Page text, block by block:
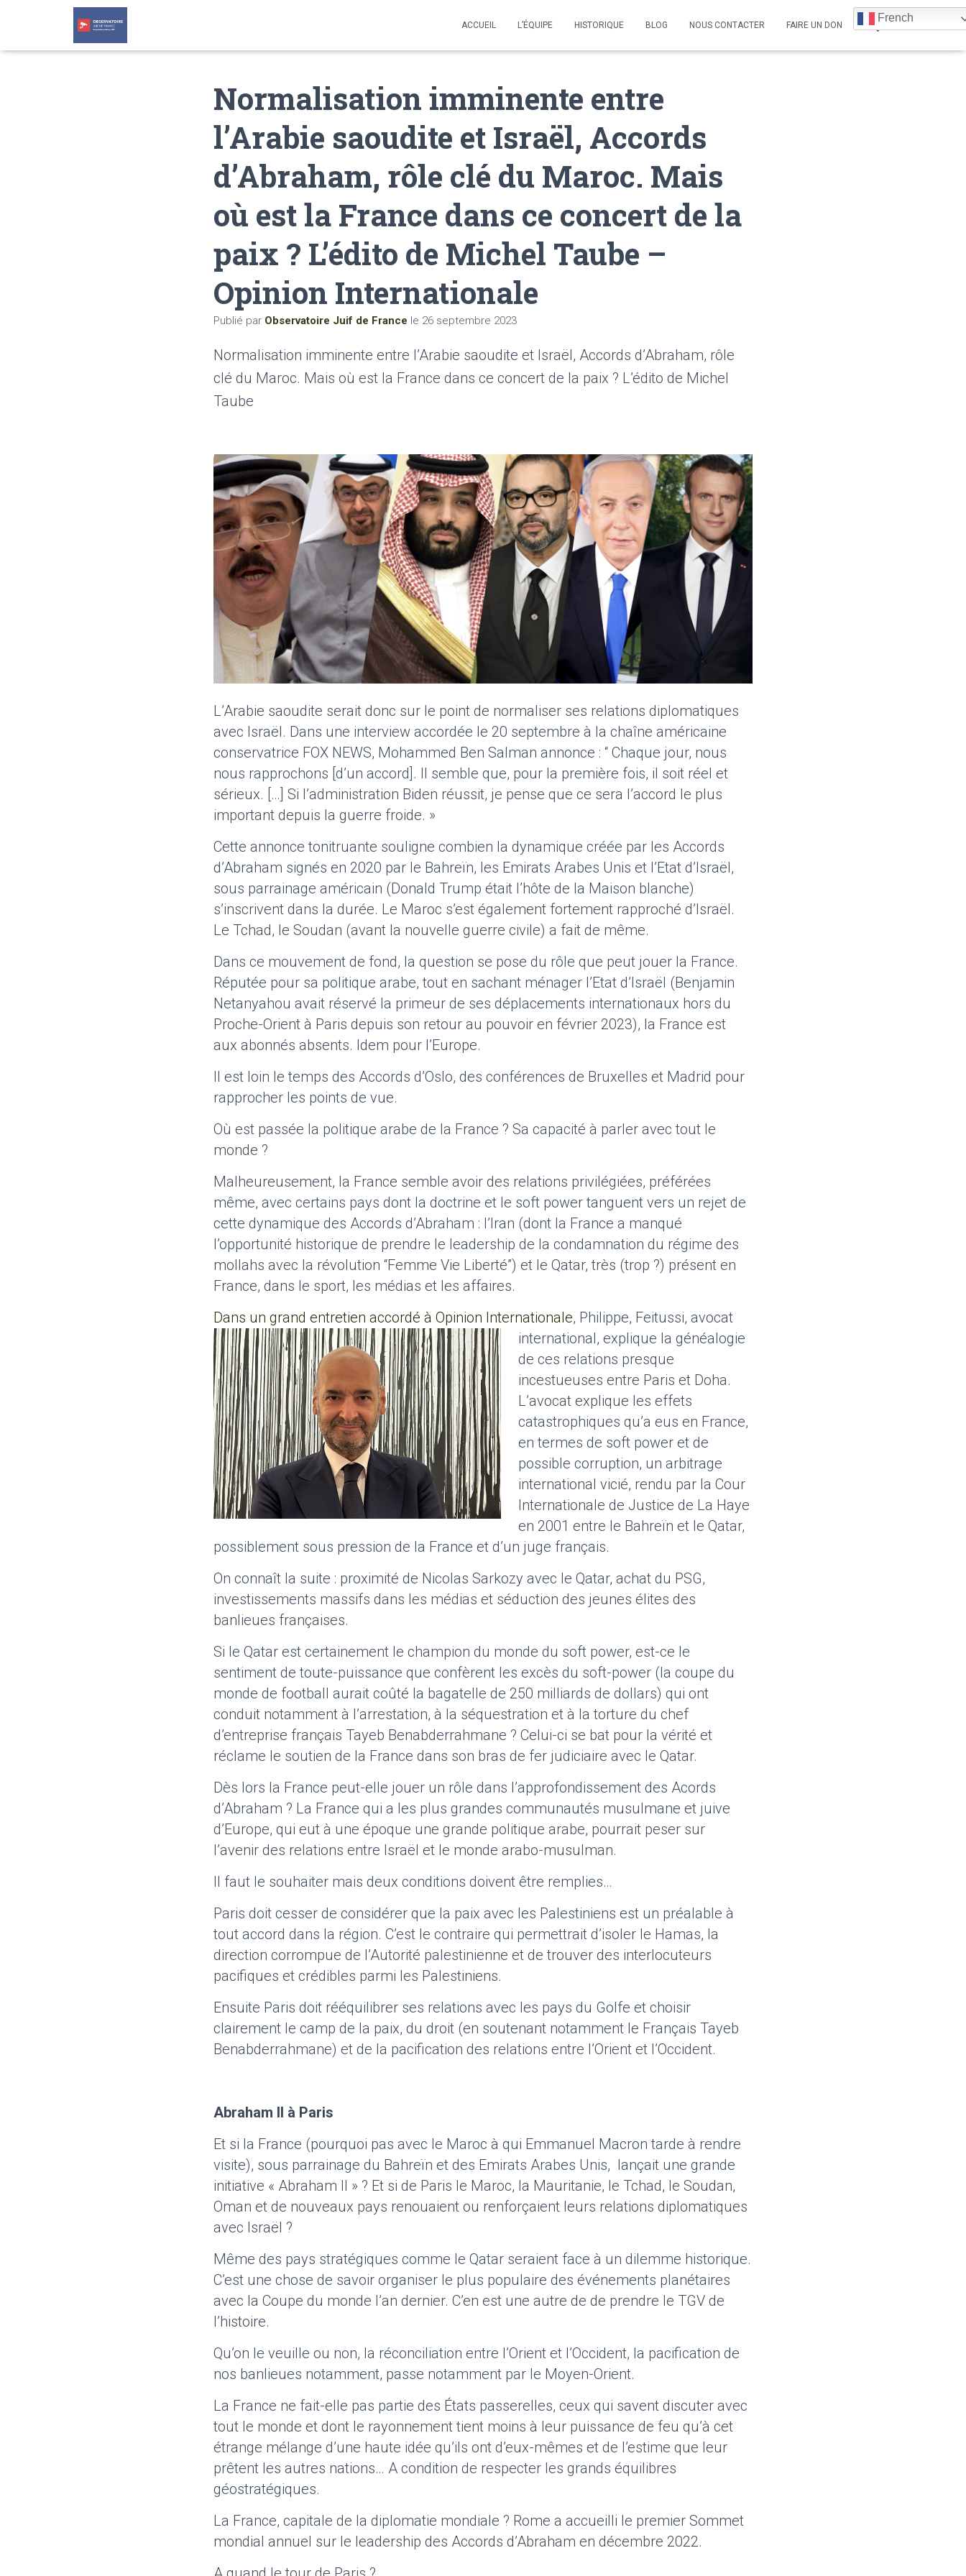
ACCUEIL L’ÉQUIPE HISTORIQUE BLOG NOUS CONTACTER FAIRE UN DON
French
Normalisation imminente entre
l’Arabie saoudite et Israël, Accords
d’Abraham, rôle clé du Maroc. Mais
où est la France dans ce concert de la
paix ? L’édito de Michel Taube –
Opinion Internationale
Publié par Observatoire Juif de France le 26 septembre 2023
Normalisation imminente entre l’Arabie saoudite et Israël, Accords d’Abraham, rôle
clé du Maroc. Mais où est la France dans ce concert de la paix ? L’édito de Michel
Taube
L’Arabie saoudite serait donc sur le point de normaliser ses relations diplomatiques
avec Israël. Dans une interview accordée le 20 septembre à la chaîne américaine
conservatrice FOX NEWS, Mohammed Ben Salman annonce : “ Chaque jour, nous
nous rapprochons [d’un accord]. Il semble que, pour la première fois, il soit réel et
sérieux. […] Si l’administration Biden réussit, je pense que ce sera l’accord le plus
important depuis la guerre froide. »
Cette annonce tonitruante souligne combien la dynamique créée par les Accords
d’Abraham signés en 2020 par le Bahreïn, les Emirats Arabes Unis et l’Etat d’Israël,
sous parrainage américain (Donald Trump était l’hôte de la Maison blanche)
s’inscrivent dans la durée. Le Maroc s’est également fortement rapproché d’Israël.
Le Tchad, le Soudan (avant la nouvelle guerre civile) a fait de même.
Dans ce mouvement de fond, la question se pose du rôle que peut jouer la France.
Réputée pour sa politique arabe, tout en sachant ménager l’Etat d’Israël (Benjamin
Netanyahou avait réservé la primeur de ses déplacements internationaux hors du
Proche-Orient à Paris depuis son retour au pouvoir en février 2023), la France est
aux abonnés absents. Idem pour l’Europe.
Il est loin le temps des Accords d’Oslo, des conférences de Bruxelles et Madrid pour
rapprocher les points de vue.
Où est passée la politique arabe de la France ? Sa capacité à parler avec tout le
monde ?
Malheureusement, la France semble avoir des relations privilégiées, préférées
même, avec certains pays dont la doctrine et le soft power tanguent vers un rejet de
cette dynamique des Accords d’Abraham : l’Iran (dont la France a manqué
l’opportunité historique de prendre le leadership de la condamnation du régime des
mollahs avec la révolution “Femme Vie Liberté”) et le Qatar, très (trop ?) présent en
France, dans le sport, les médias et les affaires.
Dans un grand entretien accordé à Opinion Internationale, Philippe, Feitussi, avocat
international, explique la généalogie
de ces relations presque
incestueuses entre Paris et Doha.
L’avocat explique les effets
catastrophiques qu’a eus en France,
en termes de soft power et de
possible corruption, un arbitrage
international vicié, rendu par la Cour
Internationale de Justice de La Haye
en 2001 entre le Bahreïn et le Qatar,
possiblement sous pression de la France et d’un juge français.
On connaît la suite : proximité de Nicolas Sarkozy avec le Qatar, achat du PSG,
investissements massifs dans les médias et séduction des jeunes élites des
banlieues françaises.
Si le Qatar est certainement le champion du monde du soft power, est-ce le
sentiment de toute-puissance que confèrent les excès du soft-power (la coupe du
monde de football aurait coûté la bagatelle de 250 milliards de dollars) qui ont
conduit notamment à l’arrestation, à la séquestration et à la torture du chef
d’entreprise français Tayeb Benabderrahmane ? Celui-ci se bat pour la vérité et
réclame le soutien de la France dans son bras de fer judiciaire avec le Qatar.
Dès lors la France peut-elle jouer un rôle dans l’approfondissement des Acords
d’Abraham ? La France qui a les plus grandes communautés musulmane et juive
d’Europe, qui eut à une époque une grande politique arabe, pourrait peser sur
l’avenir des relations entre Israël et le monde arabo-musulman.
Il faut le souhaiter mais deux conditions doivent être remplies…
Paris doit cesser de considérer que la paix avec les Palestiniens est un préalable à
tout accord dans la région. C’est le contraire qui permettrait d’isoler le Hamas, la
direction corrompue de l’Autorité palestinienne et de trouver des interlocuteurs
pacifiques et crédibles parmi les Palestiniens.
Ensuite Paris doit rééquilibrer ses relations avec les pays du Golfe et choisir
clairement le camp de la paix, du droit (en soutenant notamment le Français Tayeb
Benabderrahmane) et de la pacification des relations entre l’Orient et l’Occident.
Abraham II à Paris
Et si la France (pourquoi pas avec le Maroc à qui Emmanuel Macron tarde à rendre
visite), sous parrainage du Bahreïn et des Emirats Arabes Unis, lançait une grande
initiative « Abraham II » ? Et si de Paris le Maroc, la Mauritanie, le Tchad, le Soudan,
Oman et de nouveaux pays renouaient ou renforçaient leurs relations diplomatiques
avec Israël ?
Même des pays stratégiques comme le Qatar seraient face à un dilemme historique.
C’est une chose de savoir organiser le plus populaire des événements planétaires
avec la Coupe du monde l’an dernier. C’en est une autre de de prendre le TGV de
l’histoire.
Qu’on le veuille ou non, la réconciliation entre l’Orient et l’Occident, la pacification de
nos banlieues notamment, passe notamment par le Moyen-Orient.
La France ne fait-elle pas partie des États passerelles, ceux qui savent discuter avec
tout le monde et dont le rayonnement tient moins à leur puissance de feu qu’à cet
étrange mélange d’une haute idée qu’ils ont d’eux-mêmes et de l’estime que leur
prêtent les autres nations… A condition de respecter les grands équilibres
géostratégiques.
La France, capitale de la diplomatie mondiale ? Rome a accueilli le premier Sommet
mondial annuel sur le leadership des Accords d’Abraham en décembre 2022.